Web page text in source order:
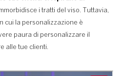
i tratti del viso. Tuttavia,
cui la personalizzazione è
paura di personalizzare il
alle tue clienti.